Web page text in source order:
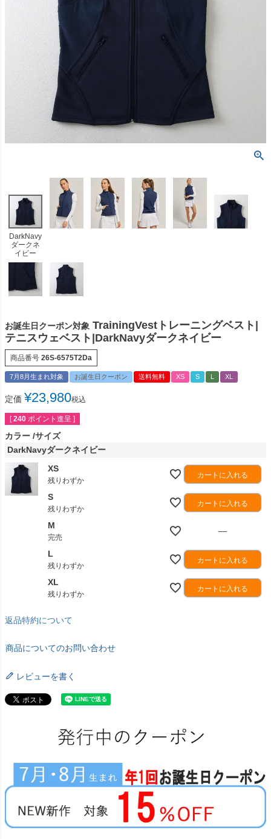
DarkNavy
ダークネ
イビー
お誕生日クーポン対象 TrainingVestトレーニングベスト|
テニスウェベスト|DarkNavyダークネイビー
商品番号 26S-6575T2Da
7月8月生まれ対象 お誕生日クーポン 送料無料 XS S L XL
定価 ¥23,980税込
[ 240 ポイント進呈 ]
カラー サイズ
DarkNavyダークネイビー
XS
残りわずか
カートに入れる
S
残りわずか
カートに入れる
M
完売
—
L
残りわずか
カートに入れる
XL
残りわずか
カートに入れる
返品特約について
商品についてのお問い合わせ
レビューを書く